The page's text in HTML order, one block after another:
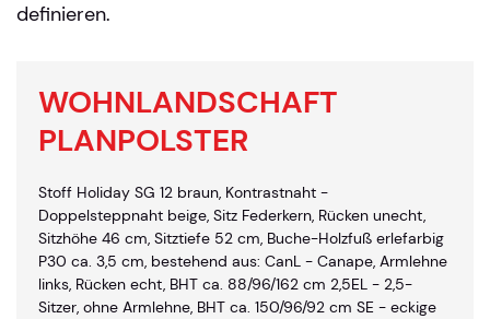
definieren.
WOHNLANDSCHAFT
PLANPOLSTER
Stoff Holiday SG 12 braun, Kontrastnaht -
Doppelsteppnaht beige, Sitz Federkern, Rücken unecht,
Sitzhöhe 46 cm, Sitztiefe 52 cm, Buche-Holzfuß erlefarbig
P30 ca. 3,5 cm, bestehend aus: CanL - Canape, Armlehne
links, Rücken echt, BHT ca. 88/96/162 cm 2,5EL - 2,5-
Sitzer, ohne Armlehne, BHT ca. 150/96/92 cm SE - eckige